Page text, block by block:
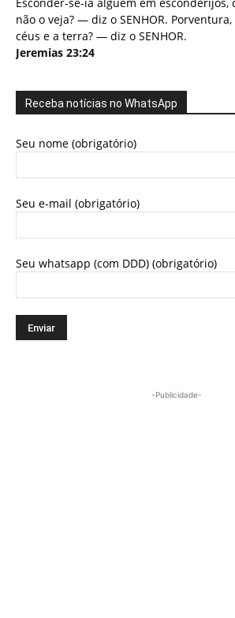
não o veja? — diz o SENHOR.
céus e a terra? — diz o SENHOR.
Jeremias 23:24
Receba notícias no WhatsApp
Seu nome (obrigatório)
Seu e-mail (obrigatório)
Seu whatsapp (com DDD) (obrigatório)
-Publicidade-